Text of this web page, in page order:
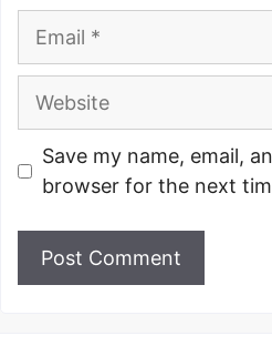
Website
Save my name, email,
browser for the next